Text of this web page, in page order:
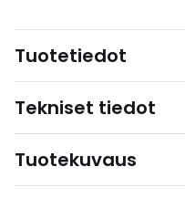
Tuotetiedot
Tekniset tiedot
Tuotekuvaus